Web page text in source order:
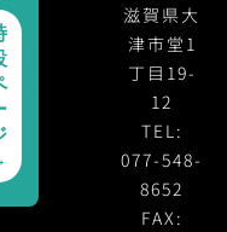
滋賀県大
津市堂1
丁目19-
12
TEL:
077-548-
8652
FAX: